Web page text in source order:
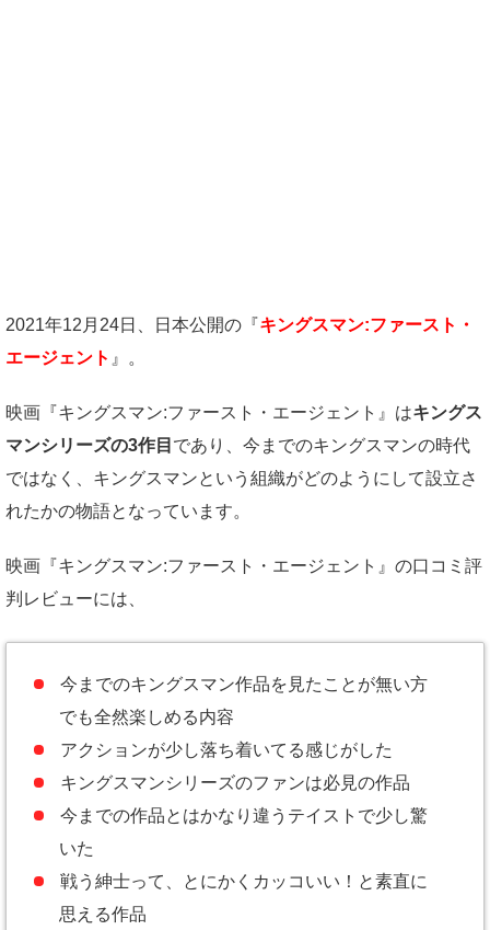
2021年12月24日、日本公開の『キングスマン:ファースト・
エージェント 』。
映画『キングスマン:ファースト・エージェント』はキングス
マンシリーズの3作目 であり、今までのキングスマンの時代
ではなく、キングスマンという組織がどのようにして設立さ
れたかの物語となっています。
映画『キングスマン:ファースト・エージェント』の口コミ評
判レビューには、
今までのキングスマン作品を見たことが無い方
でも全然楽しめる内容
アクションが少し落ち着いてる感じがした
キングスマンシリーズのファンは必見の作品
今までの作品とはかなり違うテイストで少し驚
いた
戦う紳士って、とにかくカッコいい！と素直に
思える作品